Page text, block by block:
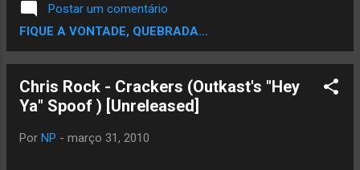
Postar um comentário
FIQUE A VONTADE, QUEBRADA...
Chris Rock - Crackers (Outkast's "Hey
Ya" Spoof ) [Unreleased]
Por NP - março 31, 2010